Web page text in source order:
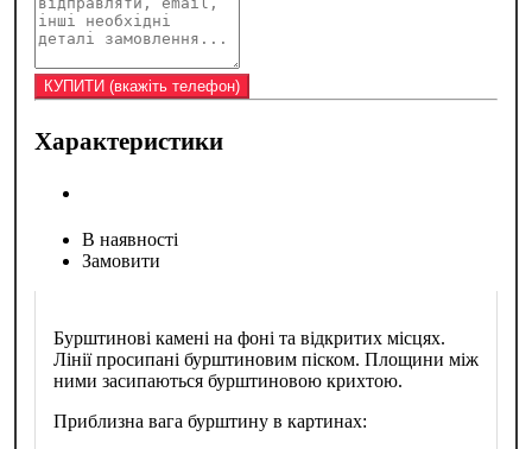
Характеристики
В наявності
Замовити
Бурштинові камені на фоні та відкритих місцях.
Лінії просипані бурштиновим піском. Площини між
ними засипаються бурштиновою крихтою.
Приблизна вага бурштину в картинах: